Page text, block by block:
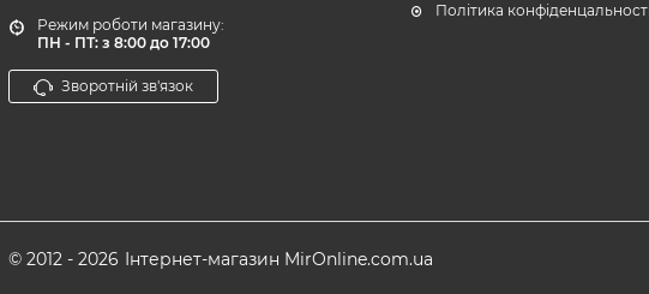
Режим роботи магазину:
ПН - ПТ: з 8:00 до 17:00
Зворотній зв'язок
Політика конфіденцальності
© 2012 - 2026 Інтернет-магазин MirOnline.com.ua